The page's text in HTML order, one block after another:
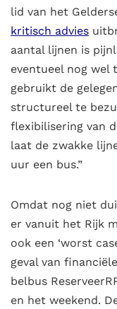
lid van het
kritisch advies
aantal lijnen is
eventueel nog wel
gebruikt de
structureel te
flexibilisering van
laat de zwakke
uur een bus.”
Omdat nog niet
er vanuit het Rijk
ook een ‘worst
geval van
belbus
en het weekend.